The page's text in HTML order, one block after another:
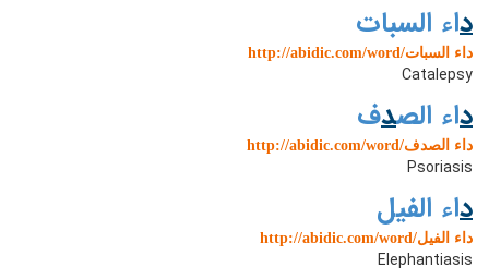
داء السبات
http://abidic.com/word/داء السبات
Catalepsy
داء الصدف
http://abidic.com/word/داء الصدف
Psoriasis
داء الفیل
http://abidic.com/word/داء الفیل
Elephantiasis